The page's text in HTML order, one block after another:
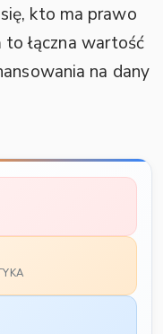
kto ma prawo
to łączna wartość
na dany